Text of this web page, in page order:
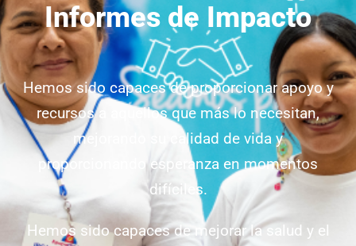
Informes de Impacto
Hemos sido capaces de proporcionar apoyo y
recursos a aquellos que más lo necesitan,
mejorando su calidad de vida y
proporcionando esperanza en momentos
difíciles.
Hemos sido capaces de mejorar la salud y el